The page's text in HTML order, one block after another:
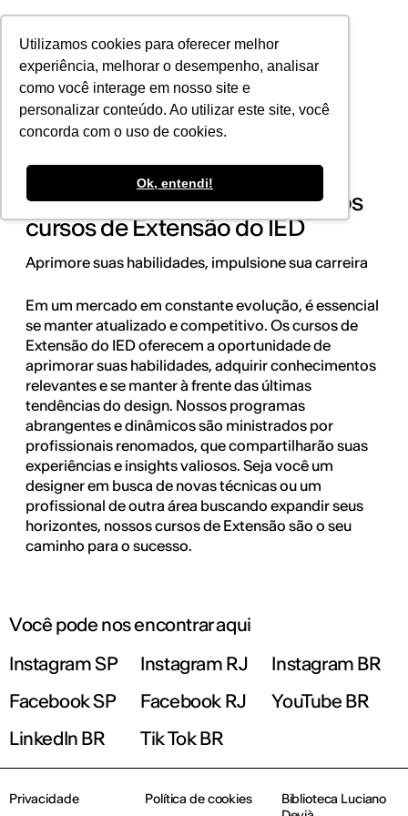
Utilizamos cookies para oferecer melhor
experiência, melhorar o desempenho, analisar
como você interage em nosso site e
personalizar conteúdo. Ao utilizar este site, você
concorda com o uso de cookies.
Ok, entendi!
POR
Esteja um passo à frente com os
cursos de Extensão do IED
Aprimore suas habilidades, impulsione sua carreira
Em um mercado em constante evolução, é essencial
se manter atualizado e competitivo. Os cursos de
Extensão do IED oferecem a oportunidade de
aprimorar suas habilidades, adquirir conhecimentos
relevantes e se manter à frente das últimas
tendências do design. Nossos programas
abrangentes e dinâmicos são ministrados por
profissionais renomados, que compartilharão suas
experiências e insights valiosos. Seja você um
designer em busca de novas técnicas ou um
profissional de outra área buscando expandir seus
horizontes, nossos cursos de Extensão são o seu
caminho para o sucesso.
Você pode nos encontrar aqui
Instagram SP
Instagram RJ
Instagram BR
Facebook SP
Facebook RJ
YouTube BR
LinkedIn BR
Tik Tok BR
Privacidade Política de cookies
Biblioteca Luciano